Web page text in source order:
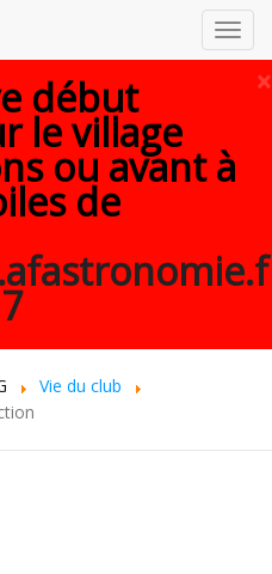
×
début
le village
ou avant à
de
Vie du club